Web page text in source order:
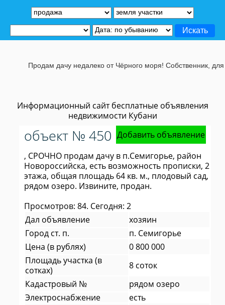
Информационный сайт бесплатные объявления
недвижимости Кубани
Добавить объявление
объект № 450
, СРОЧНО продам дачу в п.Семигорье, район
Новороссийска, есть возможность прописки, 2
этажа, общая площадь 64 кв. м., плодовый сад,
рядом озеро. Извините, продан.
Просмотров: 84. Сегодня: 2
Дал объявление
хозяин
Город ст. п.
п. Семигорье
Цена (в рублях)
0 800 000
Площадь участка (в
сотках)
8 соток
Кадастровый №
рядом озеро
Электроснабжение
есть
Продам дачу недалеко от Чёрного моря! Собственник, для